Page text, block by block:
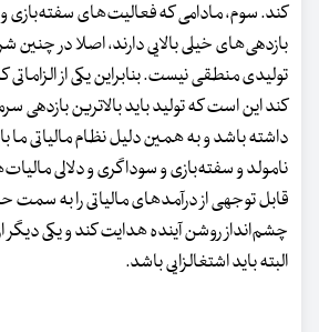
کند. سوم، مادامی که فعالیت‌های سفته‌بازی
بازدهی‌های خیلی بالایی دارند، اصلا در چنین
تولیدی منطقی نیست. بنابراین یکی از الزاماتی
کند این است که تولید باید بالاترین بازدهی
داشته باشد و به همین دلیل نظام مالیاتی ما
نامولد و سفته‌بازی و سوداگری و دلالی
قابل توجهی از درآمدهای مالیاتی را به سمت
چشم‌انداز روشن آینده هدایت کند و یکی دیگر
البته باید اشتغالزایی باشد.